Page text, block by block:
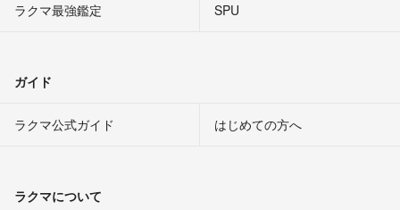
ラクマ最強鑑定
SPU
ガイド
ラクマ公式ガイド はじめての方へ
ラクマについて